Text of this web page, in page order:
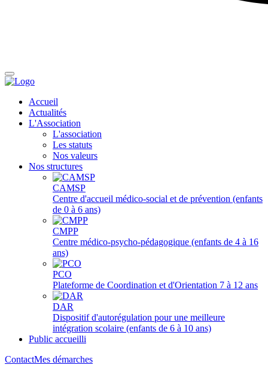
Accueil
Actualités
L'Association
L'association
Les statuts
Nos valeurs
Nos structures
CAMSP
Centre d'accueil médico-social et de prévention (enfants
de 0 à 6 ans)
CMPP
Centre médico-psycho-pédagogique (enfants de 4 à 16
ans)
PCO
Plateforme de Coordination et d'Orientation 7 à 12 ans
DAR
Dispositif d'autorégulation pour une meilleure
intégration scolaire (enfants de 6 à 10 ans)
Public accueilli
ContactMes démarches